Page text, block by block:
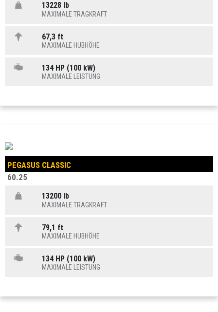
13228 lb
MAXIMALE TRAGKRAFT
67,3 ft
MAXIMALE HUBHÖHE
134 HP (100 kW)
MAXIMALE LEISTUNG
PEGASUS CLASSIC
60.25
13200 lb
MAXIMALE TRAGKRAFT
79,1 ft
MAXIMALE HUBHÖHE
134 HP (100 kW)
MAXIMALE LEISTUNG